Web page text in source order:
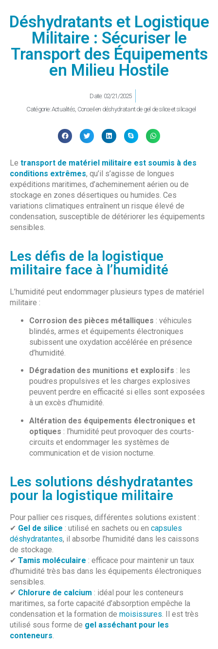
Déshydratants et Logistique
Militaire : Sécuriser le
Transport des Équipements
en Milieu Hostile
Date: 02/21/2025
Catégorie:Actualités Conseil en déshydratant de gel de silice et silicagel
Le transport de matériel militaire est soumis à des
conditions extrêmes, qu’il s’agisse de longues
expéditions maritimes, d’acheminement aérien ou de
stockage en zones désertiques ou humides. Ces
variations climatiques entraînent un risque élevé de
condensation, susceptible de détériorer les équipements
sensibles.
Les défis de la logistique
militaire face à l’humidité
L’humidité peut endommager plusieurs types de matériel
militaire :
Corrosion des pièces métalliques : véhicules
blindés, armes et équipements électroniques
subissent une oxydation accélérée en présence
d’humidité.
Dégradation des munitions et explosifs : les
poudres propulsives et les charges explosives
peuvent perdre en efficacité si elles sont exposées
à un excès d’humidité.
Altération des équipements électroniques et
optiques : l’humidité peut provoquer des courts-
circuits et endommager les systèmes de
communication et de vision nocturne.
Les solutions déshydratantes
pour la logistique militaire
Pour pallier ces risques, différentes solutions existent :
✔ Gel de silice : utilisé en sachets ou en capsules
déshydratantes, il absorbe l’humidité dans les caissons
de stockage.
✔ Tamis moléculaire : efficace pour maintenir un taux
d’humidité très bas dans les équipements électroniques
sensibles.
✔ Chlorure de calcium : idéal pour les conteneurs
maritimes, sa forte capacité d’absorption empêche la
condensation et la formation de moisissures. Il est très
utilisé sous forme de gel asséchant pour les
conteneurs.